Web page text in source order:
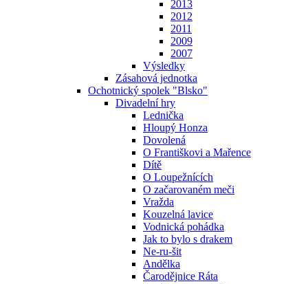
2013
2012
2011
2009
2007
Výsledky
Zásahová jednotka
Ochotnický spolek "Blsko"
Divadelní hry
Lednička
Hloupý Honza
Dovolená
O Františkovi a Mařence
Dítě
O Loupežnících
O začarovaném meči
Vražda
Kouzelná lavice
Vodnická pohádka
Jak to bylo s drakem
Ne-ru-šit
Andělka
Čarodějnice Ráta